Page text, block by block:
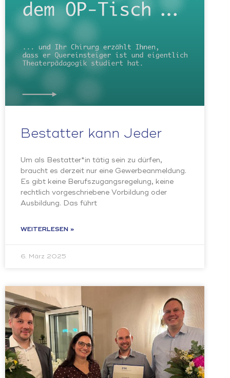
Bestatter kann Jeder
Um als Bestatter*in tätig sein zu dürfen,
braucht es derzeit nur eine Gewerbeanmeldung.
Es gibt keine Berufszugangsregelung, keine
rechtlich vorgeschriebene Vorbildung oder
Ausbildung. Das führt
WEITERLESEN »
6. März 2025